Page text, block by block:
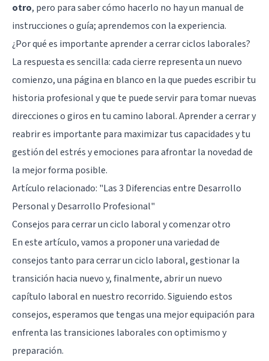
otro, pero para saber cómo hacerlo no hay un manual de
instrucciones o guía; aprendemos con la experiencia.
¿Por qué es importante aprender a cerrar ciclos laborales?
La respuesta es sencilla: cada cierre representa un nuevo
comienzo, una página en blanco en la que puedes escribir tu
historia profesional y que te puede servir para tomar nuevas
direcciones o giros en tu camino laboral. Aprender a cerrar y
reabrir es importante para maximizar tus capacidades y tu
gestión del estrés y emociones para afrontar la novedad de
la mejor forma posible.
Artículo relacionado: "Las 3 Diferencias entre Desarrollo
Personal y Desarrollo Profesional"
Consejos para cerrar un ciclo laboral y comenzar otro
En este artículo, vamos a proponer una variedad de
consejos tanto para cerrar un ciclo laboral, gestionar la
transición hacia nuevo y, finalmente, abrir un nuevo
capítulo laboral en nuestro recorrido. Siguiendo estos
consejos, esperamos que tengas una mejor equipación para
enfrenta las transiciones laborales con optimismo y
preparación.